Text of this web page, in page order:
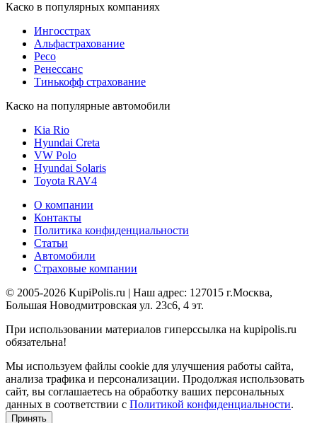
Каско в популярных компаниях
Ингосстрах
Альфастрахование
Ресо
Ренессанс
Тинькофф страхование
Каско на популярные автомобили
Kia Rio
Hyundai Creta
VW Polo
Hyundai Solaris
Toyota RAV4
О компании
Контакты
Политика конфиденциальности
Статьи
Автомобили
Страховые компании
© 2005-2026 KupiPolis.ru | Наш адрес: 127015 г.Москва,
Большая Новодмитровская ул. 23с6, 4 эт.
При использовании материалов гиперссылка на kupipolis.ru
обязательна!
Мы используем файлы cookie для улучшения работы сайта,
анализа трафика и персонализации. Продолжая использовать
сайт, вы соглашаетесь на обработку ваших персональных
данных в соответствии с Политикой конфиденциальности.
Принять